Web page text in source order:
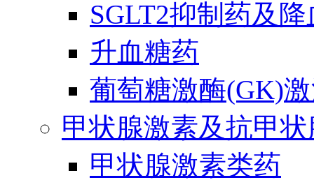
SGLT2抑制药及
升血糖药
葡萄糖激酶(GK)
甲状腺激素及抗甲
甲状腺激素类药